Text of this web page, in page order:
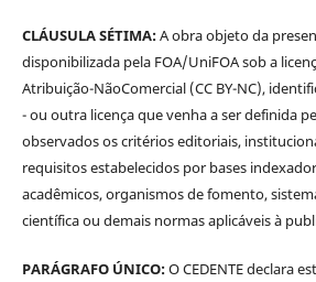
CLÁUSULA SÉTIMA:A obra objeto da
disponibilizada pela FOA/UniFOA sob a
Atribuição-NãoComercial (CC BY-NC),
- ou outra licença que venha a ser definida
observados os critérios editoriais,
requisitos estabelecidos por bases
acadêmicos, organismos de fomento,
científica ou demais normas aplicáveis à
PARÁGRAFO ÚNICO:O CEDENTE declara